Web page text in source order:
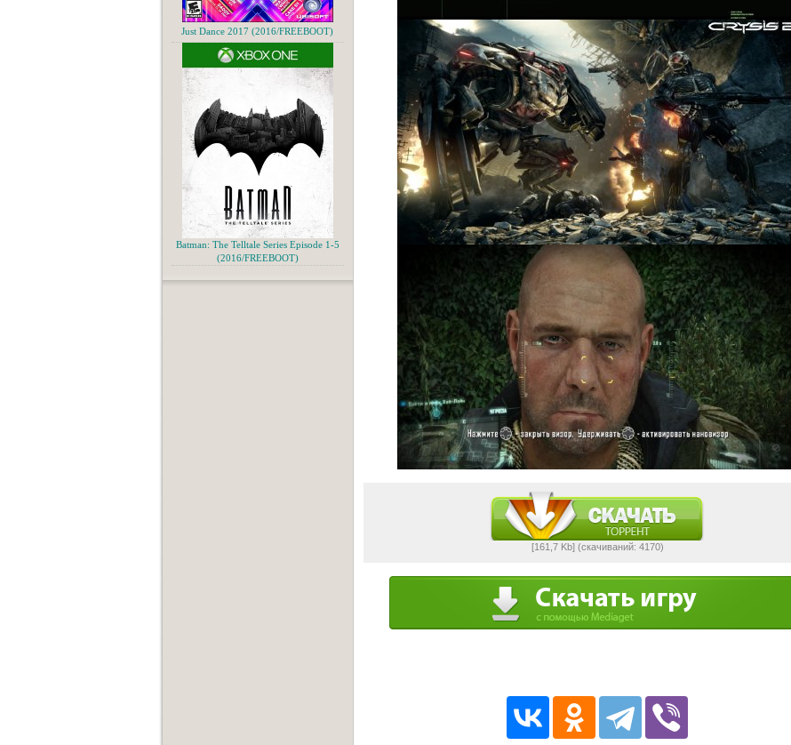
[161,7 Kb] (cкачиваний: 4170)
Just Dance 2017 (2016/FREEBOOT)
Batman: The Telltale Series Episode 1-5
(2016/FREEBOOT)